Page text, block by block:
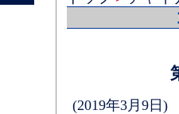
(2019年3月9日)